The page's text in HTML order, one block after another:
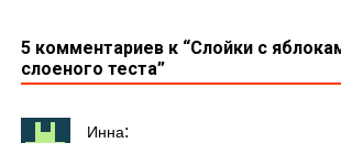
5 комментариев к “Слойки с
слоеного теста”
Инна: